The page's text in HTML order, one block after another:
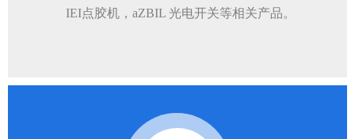
IEI点胶机，aZBIL 光电开关等相关产品。